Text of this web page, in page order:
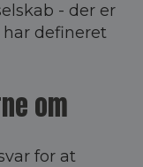
- der er
har defineret
om
for at